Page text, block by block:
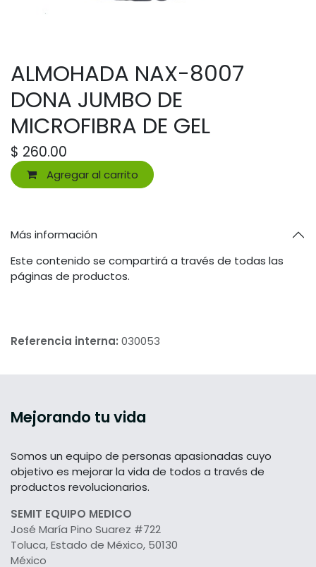
ALMOHADA NAX-8007
DONA JUMBO DE
MICROFIBRA DE GEL
$ 260.00
Agregar al carrito
Más información
Este contenido se compartirá a través de todas las
páginas de productos.
Referencia interna: 030053
Mejorando tu vida
Somos un equipo de personas apasionadas cuyo
objetivo es mejorar la vida de todos a través de
productos revolucionarios.
SEMIT EQUIPO MEDICO
José María Pino Suarez #722
Toluca, Estado de México, 50130
México